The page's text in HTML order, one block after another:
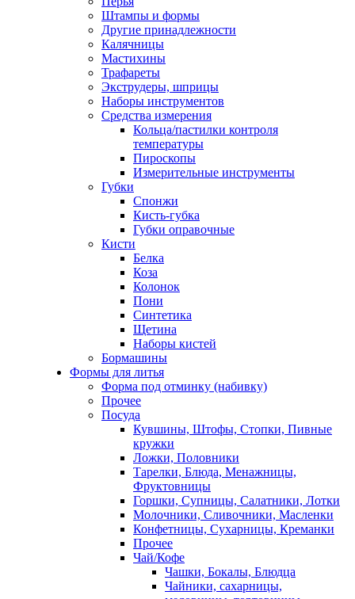
Штампы и формы
Другие принадлежности
Калячницы
Мастихины
Трафареты
Экструдеры, шприцы
Наборы инструментов
Средства измерения
Кольца/пастилки контроля
температуры
Пироскопы
Измерительные инструменты
Губки
Спонжи
Кисть-губка
Губки оправочные
Кисти
Белка
Коза
Колонок
Пони
Синтетика
Щетина
Наборы кистей
Бормашины
Формы для литья
Форма под отминку (набивку)
Прочее
Посуда
Кувшины, Штофы, Стопки, Пивные
кружки
Ложки, Половники
Тарелки, Блюда, Менажницы,
Фруктовницы
Горшки, Супницы, Салатники, Лотки
Молочники, Сливочники, Масленки
Конфетницы, Сухарницы, Креманки
Прочее
Чай/Кофе
Чашки, Бокалы, Блюдца
Чайники, сахарницы,